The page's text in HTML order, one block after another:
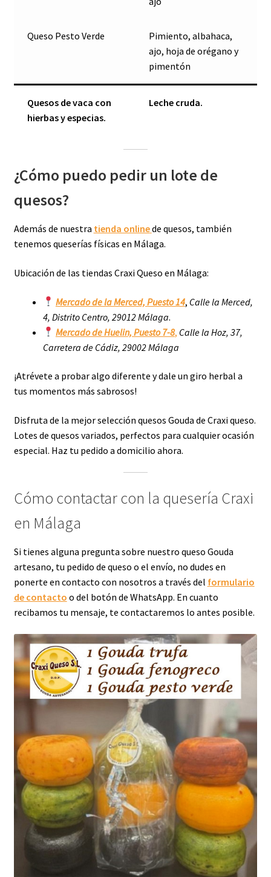
Queso Pesto Verde
Pimiento, albahaca,
ajo, hoja de orégano y
pimentón
Quesos de vaca con
hierbas y especias.
Leche cruda.
¿Cómo puedo pedir un lote de
quesos?
Además de nuestra tienda onlinede quesos, también
tenemos queserías físicas en Málaga.
Ubicación de las tiendas Craxi Queso en Málaga:
Mercado de la Merced, Puesto 14, Calle la Merced,
4, Distrito Centro, 29012 Málaga.
Mercado de Huelin, Puesto 7-8, Calle la Hoz, 37,
Carretera de Cádiz, 29002 Málaga
¡Atrévete a probar algo diferente y dale un giro herbal a
tus momentos más sabrosos!
Disfruta de la mejor selección quesos Gouda de Craxi queso.
Lotes de quesos variados, perfectos para cualquier ocasión
especial. Haz tu pedido a domicilio ahora.
Cómo contactar con la quesería Craxi
en Málaga
Si tienes alguna pregunta sobre nuestro queso Gouda
artesano, tu pedido de queso o el envío, no dudes en
ponerte en contacto con nosotros a través del formulario
de contacto o del botón de WhatsApp. En cuanto
recibamos tu mensaje, te contactaremos lo antes posible.